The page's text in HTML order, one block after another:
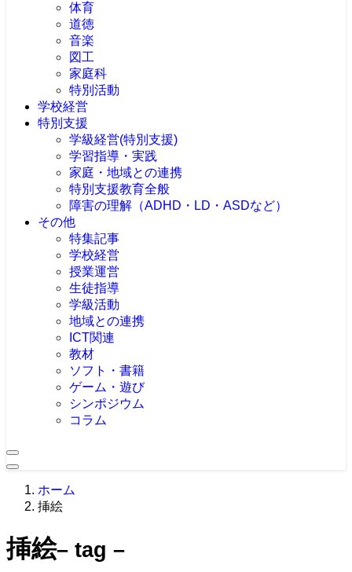
体育
道徳
音楽
図工
家庭科
特別活動
学校経営
特別支援
学級経営(特別支援)
学習指導・実践
家庭・地域との連携
特別支援教育全般
障害の理解（ADHD・LD・ASDなど）
その他
特集記事
学校経営
授業運営
生徒指導
学級活動
地域との連携
ICT関連
教材
ソフト・書籍
ゲーム・遊び
シンポジウム
コラム
ホーム
挿絵
挿絵– tag –